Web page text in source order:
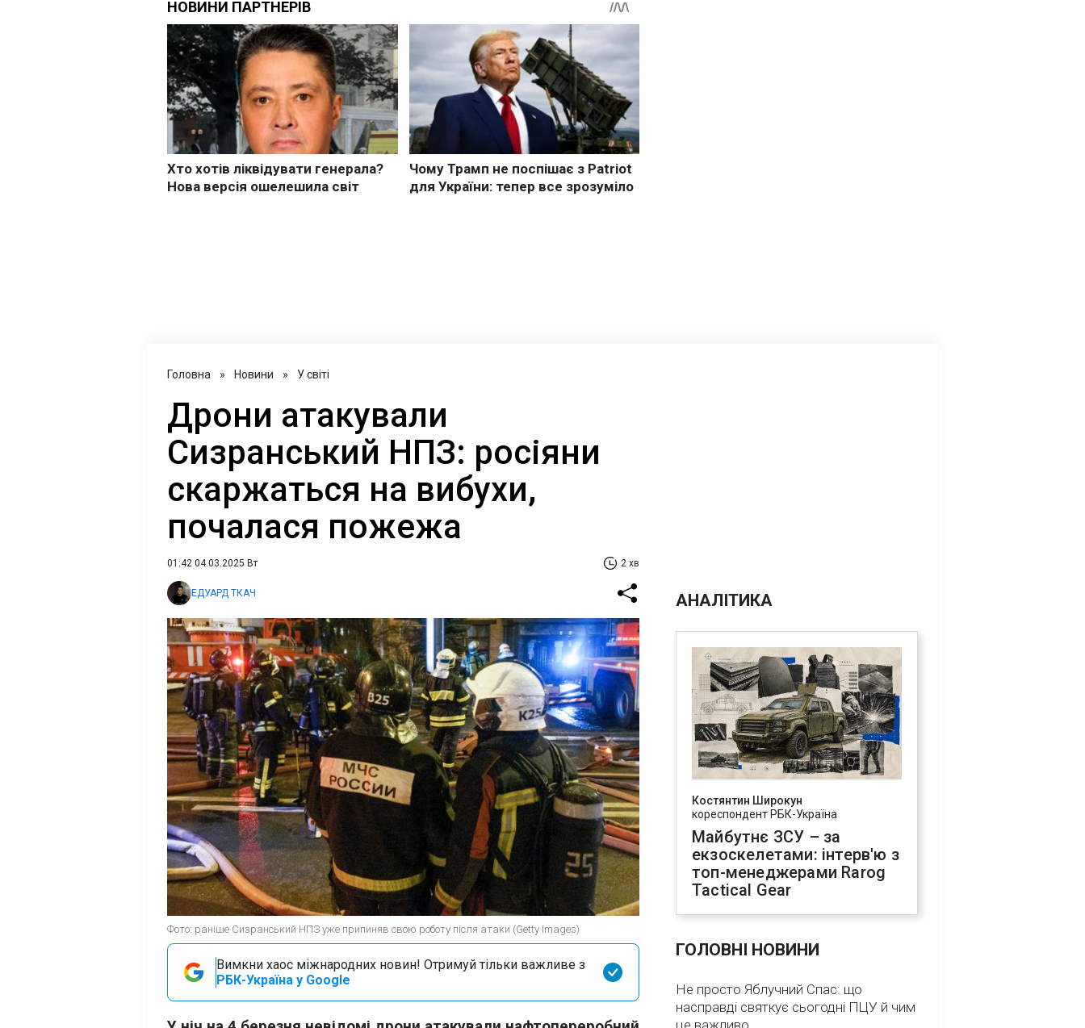
Головна » Новини » У світі
Дрони атакували
Сизранський НПЗ: росіяни
скаржаться на вибухи,
почалася пожежа
01:42 04.03.2025 Вт 2 хв
ЕДУАРД ТКАЧ
Фото: раніше Сизранський НПЗ уже припиняв свою роботу після атаки (Getty Images)
Вимкни хаос міжнародних новин! Отримуй тільки важливе з
РБК-Україна у Google
АНАЛІТИКА
Костянтин Широкун
кореспондент РБК-Україна
Майбутнє ЗСУ – за
екзоскелетами: інтерв'ю з
топ-менеджерами Rarog
Tactical Gear
ГОЛОВНІ НОВИНИ
Не просто Яблучний Спас: що
насправді святкує сьогодні ПЦУ й чим